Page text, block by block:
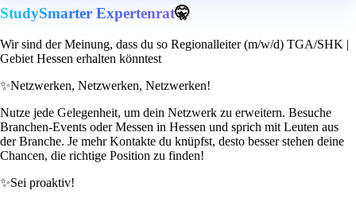
StudySmarter Expertenrat🤫
Wir sind der Meinung, dass du so Regionalleiter (m/w/d) TGA/SHK |
Gebiet Hessen erhalten könntest
✨Netzwerken, Netzwerken, Netzwerken!
Nutze jede Gelegenheit, um dein Netzwerk zu erweitern. Besuche
Branchen-Events oder Messen in Hessen und sprich mit Leuten aus
der Branche. Je mehr Kontakte du knüpfst, desto besser stehen deine
Chancen, die richtige Position zu finden!
✨Sei proaktiv!